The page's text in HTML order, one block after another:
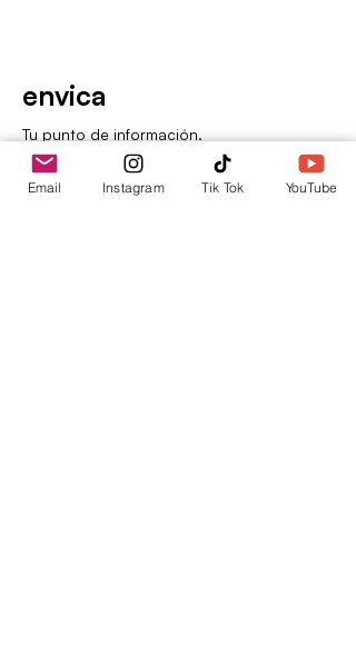
envica
Tu punto de información.
Email Instagram Tik Tok YouTube